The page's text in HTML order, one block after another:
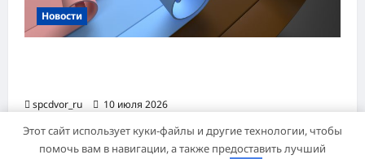
Новости
spcdvor_ru 10 июля 2026
Этот сайт использует куки-файлы и другие технологии, чтобы
помочь вам в навигации, а также предоставить лучший